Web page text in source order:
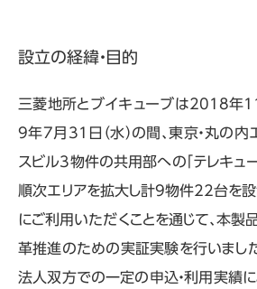
設立の経緯・目的
三菱地所とブイキューブは2018年
9年7月31日（水）の間、東京・丸の内
スビル3物件の共用部への「テレキュー
順次エリアを拡大し計9物件22台を設
にご利用いただくことを通じて、本製
革推進のための実証実験を行いまし
法人双方での一定の申込・利用実績によ